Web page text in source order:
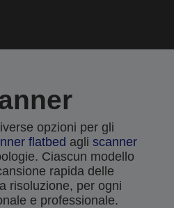
opzioni per gli
flatbed agli scanner
Ciascun modello
rapida delle
risoluzione, per ogni
e professionale.